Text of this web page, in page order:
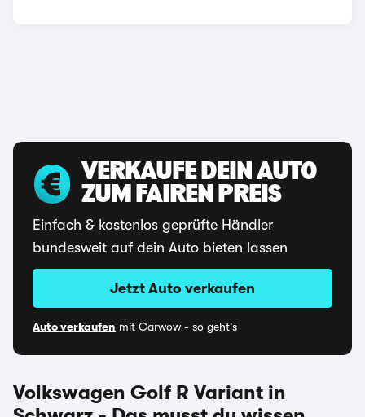
VERKAUFE DEIN AUTO
ZUM FAIREN PREIS
Einfach & kostenlos geprüfte Händler
bundesweit auf dein Auto bieten lassen
Jetzt Auto verkaufen
Auto verkaufen mit Carwow - so geht's
Volkswagen Golf R Variant in